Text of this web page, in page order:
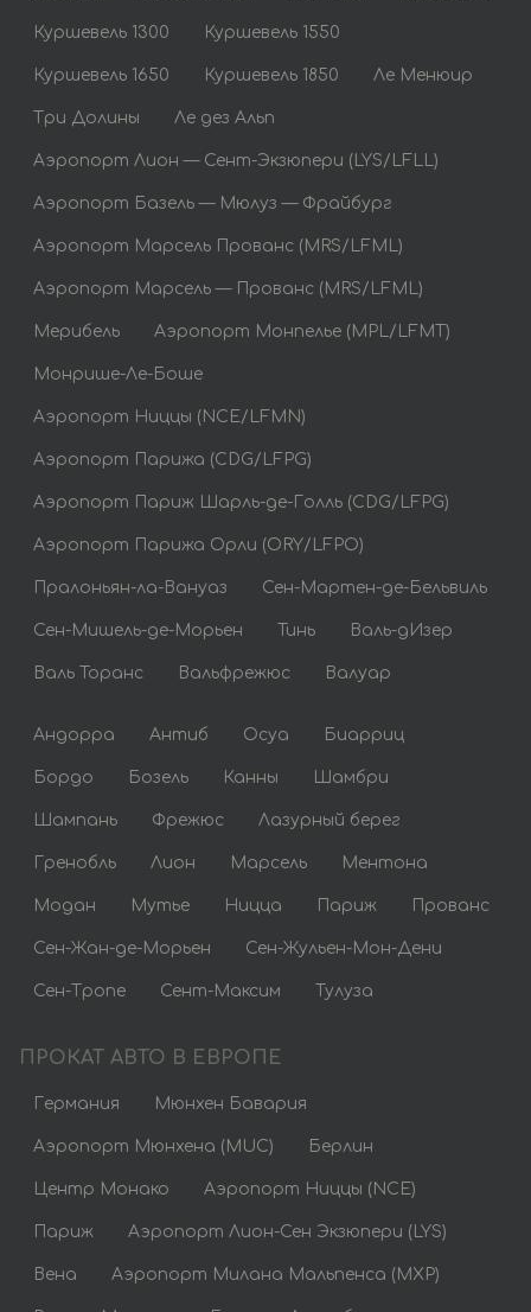
Куршевель 1300 Куршевель 1550
Куршевель 1650 Куршевель 1850 Ле Менюир
Три Долины Ле дез Альп
Аэропорт Лион — Сент-Экзюпери (LYS/LFLL)
Аэропорт Базель — Мюлуз — Фрайбург
Аэропорт Марсель Прованс (MRS/LFML)
Аэропорт Марсель — Прованс (MRS/LFML)
Мерибель Аэропорт Монпелье (MPL/LFMT)
Монрише-Ле-Боше
Аэропорт Ниццы (NCE/LFMN)
Аэропорт Парижа (CDG/LFPG)
Аэропорт Париж Шарль-де-Голль (CDG/LFPG)
Аэропорт Парижа Орли (ORY/LFPO)
Пралоньян-ла-Вануаз Сен-Мартен-де-Бельвиль
Сен-Мишель-де-Морьен Тинь Валь-дИзер
Валь Торанс Вальфрежюс Валуар
Андорра Антиб Осуа Биарриц
Бордо Бозель Канны Шамбри
Шампань Фрежюс Лазурный берег
Гренобль Лион Марсель Ментона
Модан Мутье Ницца Париж Прованс
Сен-Жан-де-Морьен Сен-Жульен-Мон-Дени
Сен-Тропе Сент-Максим Тулуза
ПРОКАТ АВТО В ЕВРОПЕ
Германия Мюнхен Бавария
Аэропорт Мюнхена (MUC) Берлин
Центр Монако Аэропорт Ниццы (NCE)
Париж Аэропорт Лион-Сен Экзюпери (LYS)
Вена Аэропорт Милана Мальпенса (MXP)